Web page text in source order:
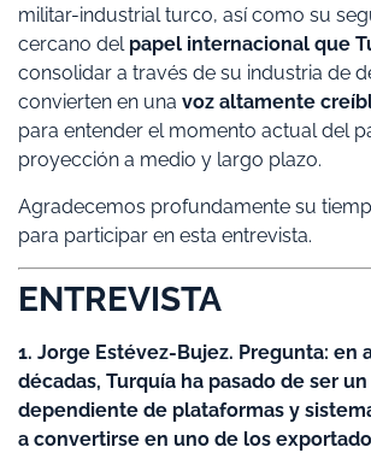
militar-industrial turco, así como su
cercano del papel internacional que
consolidar a través de su industria de
convierten en una voz altamente
para entender el momento actual del
proyección a medio y largo plazo.
Agradecemos profundamente su
para participar en esta entrevista.
ENTREVISTA
1. Jorge Estévez-Bujez. Pregunta: en
décadas, Turquía ha pasado de ser
dependiente de plataformas y
a convertirse en uno de los